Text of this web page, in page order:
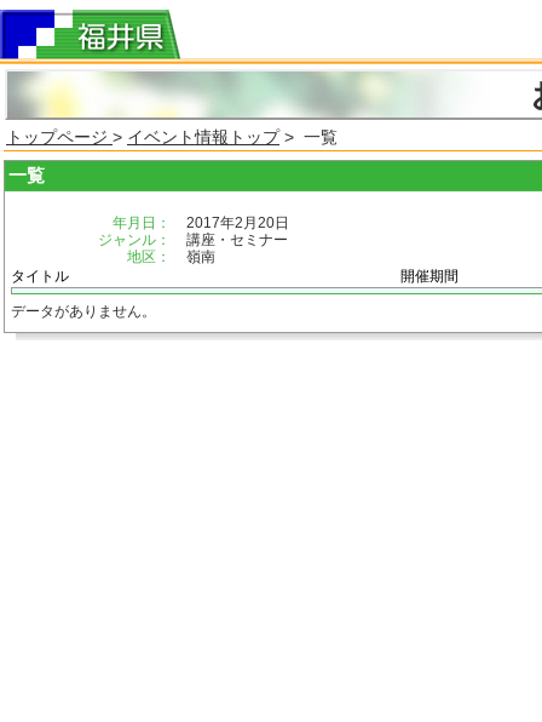
トップページ > イベント情報トップ> 一覧
一覧
年月日：
2017年2月20日
ジャンル：
講座・セミナー
地区：
嶺南
タイトル
開催期間
データがありません。